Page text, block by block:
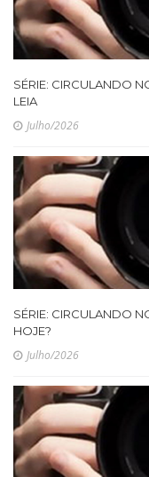
SÉRIE: CIRCULANDO
LEIA
Julho/2026
SÉRIE: CIRCULANDO
HOJE?
Julho/2026